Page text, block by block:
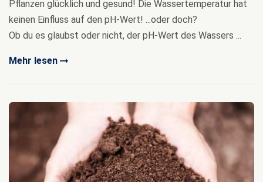
Pflanzen glücklich und gesund! Die Wassertemperatur hat
keinen Einfluss auf den pH-Wert! ...oder doch?
Ob du es glaubst oder nicht, der pH-Wert des Wassers ...
Mehr lesen